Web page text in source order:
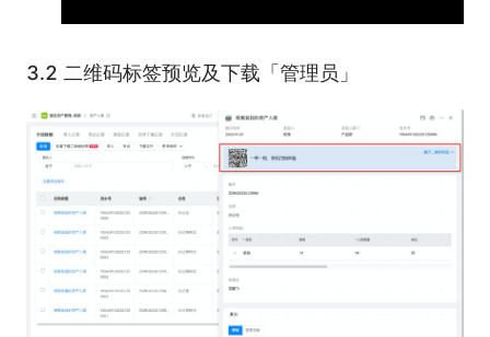
3.2 二维码标签预览及下载「管理员」